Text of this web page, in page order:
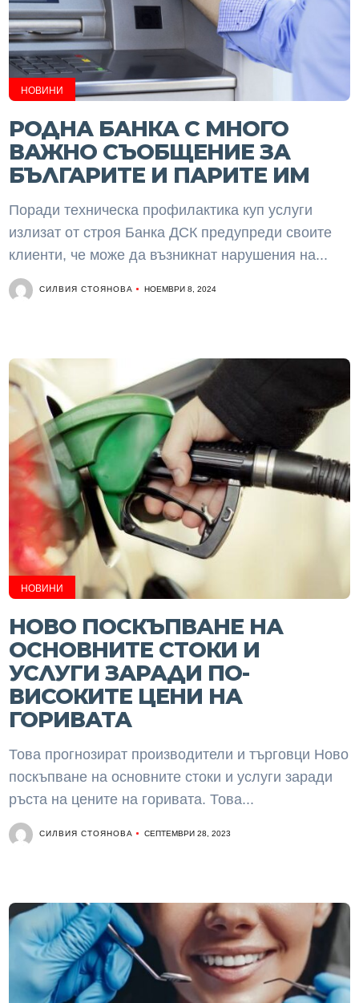
НОВИНИ
РОДНА БАНКА С МНОГО
ВАЖНО СЪОБЩЕНИЕ ЗА
БЪЛГАРИТЕ И ПАРИТЕ ИМ
Поради техническа профилактика куп услуги
излизат от строя Банка ДСК предупреди своите
клиенти, че може да възникнат нарушения на...
СИЛВИЯ СТОЯНОВА НОЕМВРИ 8, 2024
НОВИНИ
НОВО ПОСКЪПВАНЕ НА
ОСНОВНИТЕ СТОКИ И
УСЛУГИ ЗАРАДИ ПО-
ВИСОКИТЕ ЦЕНИ НА
ГОРИВАТА
Това прогнозират производители и търговци Ново
поскъпване на основните стоки и услуги заради
ръста на цените на горивата. Това...
СИЛВИЯ СТОЯНОВА СЕПТЕМВРИ 28, 2023